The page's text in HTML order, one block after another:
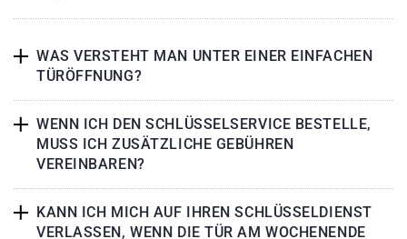
WAS VERSTEHT MAN UNTER EINER EINFACHEN
TÜRÖFFNUNG?
WENN ICH DEN SCHLÜSSELSERVICE BESTELLE,
MUSS ICH ZUSÄTZLICHE GEBÜHREN
VEREINBAREN?
KANN ICH MICH AUF IHREN SCHLÜSSELDIENST
VERLASSEN, WENN DIE TÜR AM WOCHENENDE